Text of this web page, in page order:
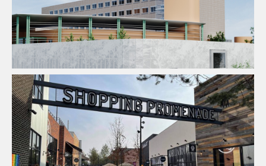
BIM / CIM / TIM Économie De La Construction
Santé Structure Thermique VRD
Aménagement Urbain Fluides Ingenierie TCE Structure
VRD